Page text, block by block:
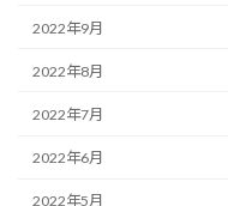
2022年9月
2022年8月
2022年7月
2022年6月
2022年5月